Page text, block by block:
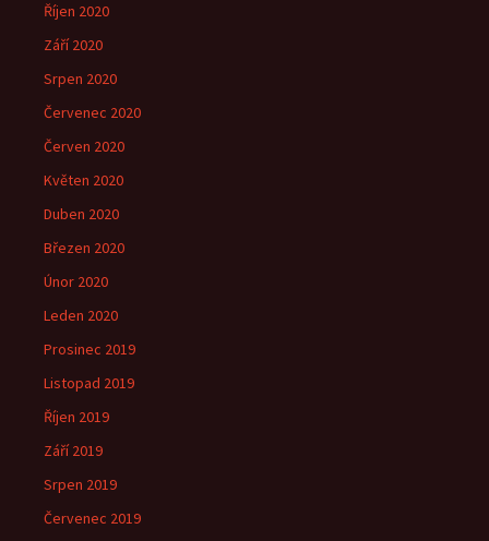
Říjen 2020
Září 2020
Srpen 2020
Červenec 2020
Červen 2020
Květen 2020
Duben 2020
Březen 2020
Únor 2020
Leden 2020
Prosinec 2019
Listopad 2019
Říjen 2019
Září 2019
Srpen 2019
Červenec 2019